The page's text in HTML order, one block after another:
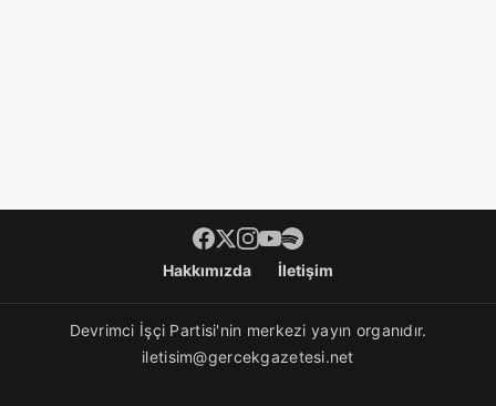
Footer menüHakkımızda İletişim
Devrimci İşçi Partisi'nin merkezi yayın organıdır.
iletisim@gercekgazetesi.net